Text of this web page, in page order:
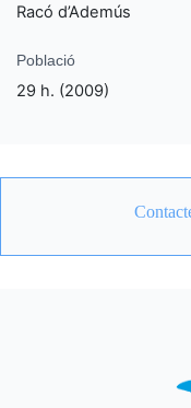
Racó d’Ademús
Població
29 h. (2009)